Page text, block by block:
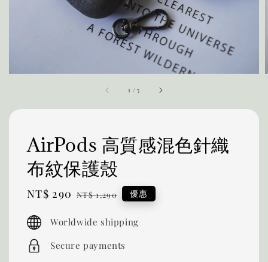
1 /5
AirPods 高質感混色針織
布紋保護殼
Sale
NT$ 290 Regular
NT$ 1,290 優惠
Worldwide shipping
Secure payments